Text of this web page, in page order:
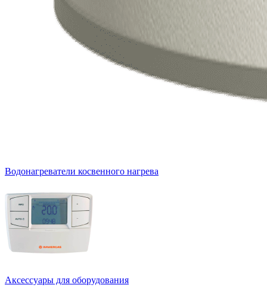
Водонагреватели косвенного нагрева
Аксессуары для оборудования